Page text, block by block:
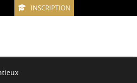
INSCRIPTION